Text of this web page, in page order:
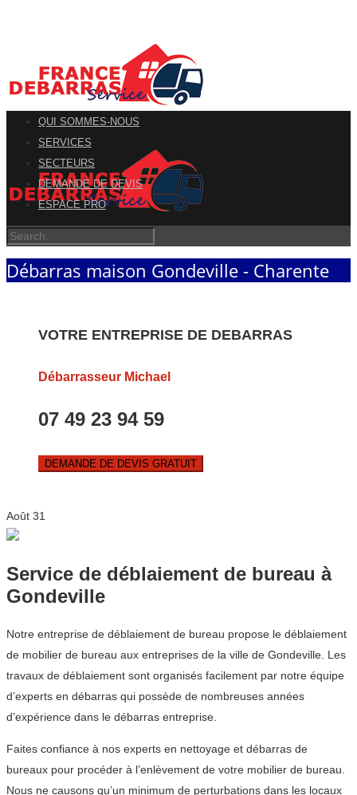
QUI SOMMES-NOUS
SERVICES
SECTEURS
DEMANDE DE DEVIS
ESPACE PRO
Débarras maison Gondeville - Charente
VOTRE ENTREPRISE DE DEBARRAS
Débarrasseur Michael
07 49 23 94 59
DEMANDE DE DEVIS GRATUIT
Août 31
Service de déblaiement de bureau à
Gondeville
Notre entreprise de déblaiement de bureau propose le déblaiement
de mobilier de bureau aux entreprises de la ville de Gondeville. Les
travaux de déblaiement sont organisés facilement par notre équipe
d’experts en débarras qui possède de nombreuses années
d’expérience dans le débarras entreprise.
Faites confiance à nos experts en nettoyage et débarras de
bureaux pour procéder à l’enlèvement de votre mobilier de bureau.
Nous ne causons qu’un minimum de perturbations dans les locaux